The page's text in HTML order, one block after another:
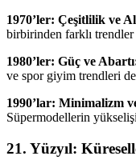
1970’ler: Çeşitlilik ve
birbirinden farklı
1980’ler: Güç ve
ve spor giyim trendleri
1990’lar: Minimalizm
Süpermodellerin
21. Yüzyıl: